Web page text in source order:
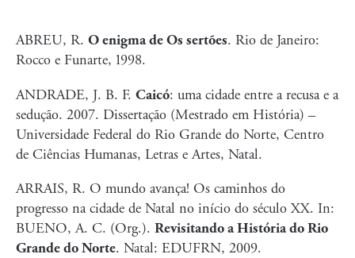
ABREU, R. O enigma de Os sertões. Rio de Janeiro:
Rocco e Funarte, 1998.
ANDRADE, J. B. F. Caicó: uma cidade entre a recusa e a
sedução. 2007. Dissertação (Mestrado em História) –
Universidade Federal do Rio Grande do Norte, Centro
de Ciências Humanas, Letras e Artes, Natal.
ARRAIS, R. O mundo avança! Os caminhos do
progresso na cidade de Natal no início do século XX. In:
BUENO, A. C. (Org.). Revisitando a História do Rio
Grande do Norte. Natal: EDUFRN, 2009.